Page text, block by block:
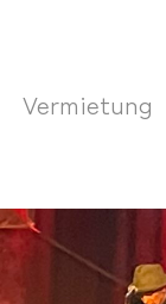
Vermietung